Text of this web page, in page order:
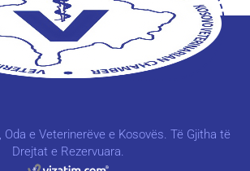
e Veterinerëve e Kosovës. Të Gjitha të
Drejtat e Rezervuara.